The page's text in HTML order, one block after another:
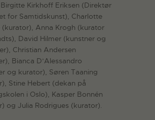
Kirkhoff Eriksen (Direktør
for Samtidskunst), Charlotte
(kurator), Anna Krogh (kurator
David Hilmer (kunstner og
Christian Andersen
Bianca D’Alessandro
og kurator), Søren Taaning
Stine Hebert (dekan på
i Oslo), Kasper Bonnén
og Julia Rodrigues (kurator).